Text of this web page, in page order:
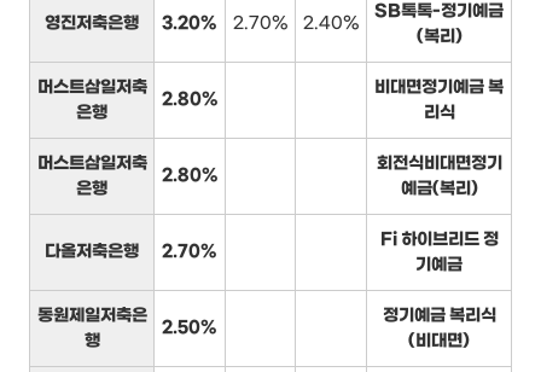
영진저축은행 3.20% 2.70% 2.40%
SB톡톡-정기예금
(복리)
머스트삼일저축
은행
2.80%
비대면정기예금 복
리식
머스트삼일저축
은행
2.80%
회전식비대면정기
예금(복리)
다올저축은행 2.70%
Fi 하이브리드 정
기예금
동원제일저축은
행
2.50%
정기예금 복리식
(비대면)